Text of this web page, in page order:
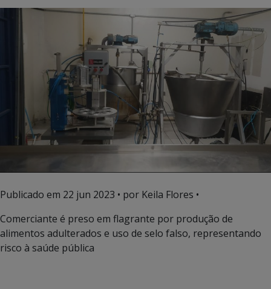
Publicado em 22 jun 2023 • por Keila Flores •
Comerciante é preso em flagrante por produção de
alimentos adulterados e uso de selo falso, representando
risco à saúde pública